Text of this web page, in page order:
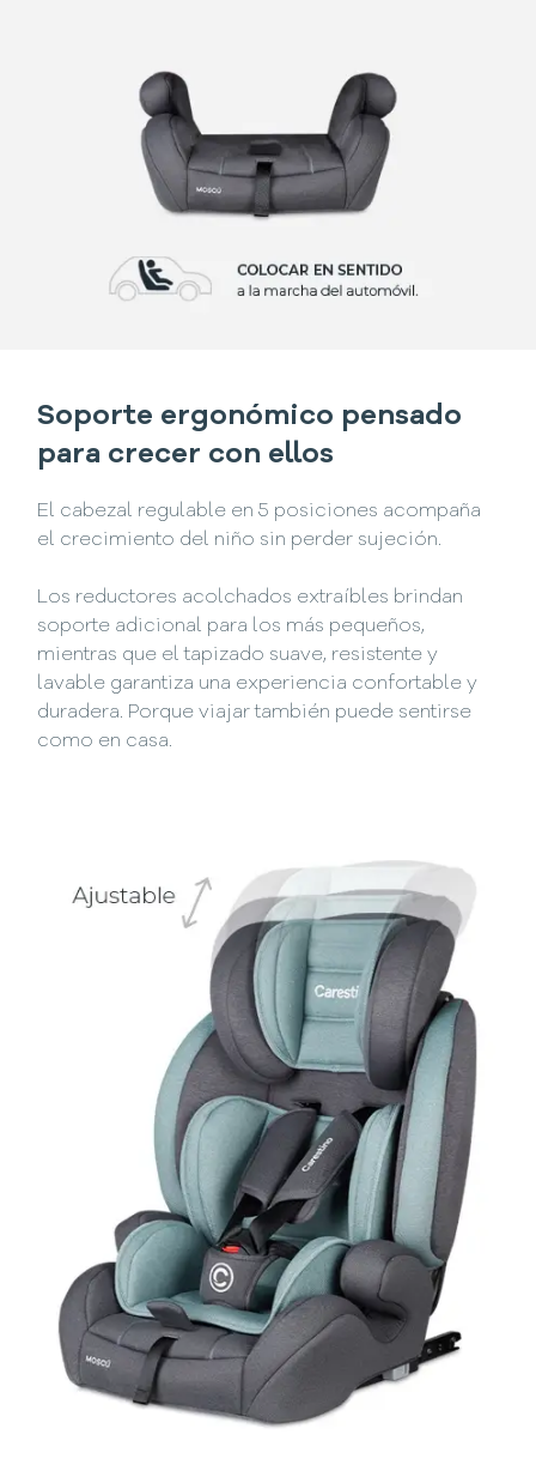
Soporte ergonómico pensado
para crecer con ellos
El cabezal regulable en 5 posiciones acompaña
el crecimiento del niño sin perder sujeción.
Los reductores acolchados extraíbles brindan
soporte adicional para los más pequeños,
mientras que el tapizado suave, resistente y
lavable garantiza una experiencia confortable y
duradera. Porque viajar también puede sentirse
como en casa.